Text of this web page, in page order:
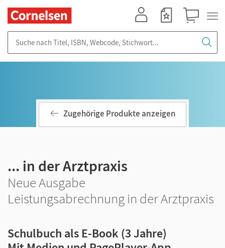
Zugehörige Produkte anzeigen
... in der Arztpraxis
Neue Ausgabe
Leistungsabrechnung in der Arztpraxis
Schulbuch als E-Book (3 Jahre)